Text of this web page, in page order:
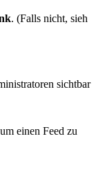
. (Falls nicht, sieh
sichtbar
einen Feed zu